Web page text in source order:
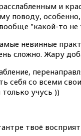
и
поводу,
"какой-то не
невинные
сложно. Жару
себя со всеми
учусь ))
твоё